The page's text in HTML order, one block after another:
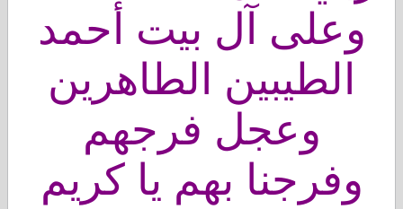
وعلى آل بيت أحمد
الطيبين الطاهرين
وعجل فرجهم
وفرجنا بهم يا كريم